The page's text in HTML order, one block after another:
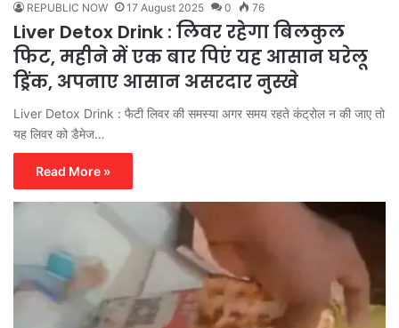
REPUBLIC NOW 17 August 2025 0 76
Liver Detox Drink : लिवर रहेगा बिलकुल
फिट, महीने में एक बार पिएं यह आसान घरेलू
ड्रिंक, अपनाए आसान असरदार नुस्खे
Liver Detox Drink : फैटी लिवर की समस्या अगर समय रहते कंट्रोल न की जाए तो
यह लिवर को डैमेज…
Read More »